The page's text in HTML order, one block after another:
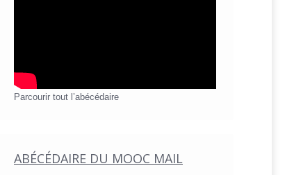
Parcourir tout l’abécédaire
ABÉCÉDAIRE DU MOOC MAIL